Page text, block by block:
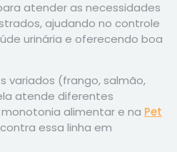
atender as necessidades
ajudando no controle
urinária e oferecendo boa
variados (frango, salmão,
atende diferentes
alimentar e na Pet
essa linha em